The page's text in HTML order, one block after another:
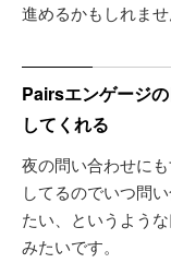
進めるかもしれませ
Pairsエンゲージ
してくれる
夜の問い合わせに
してるのでいつ問
たい、というよう
みたいです。